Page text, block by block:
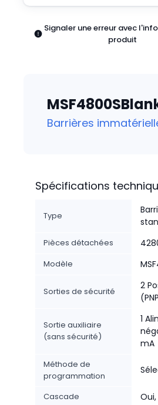
Pneumatiques
Relais
Promotions
Signaler une erreur avec
produit
Barrières
Spécifications
Type
Pièces détachées
Modèle
Sorties de sécurité
2
Sortie auxiliaire
(sans sécurité)
1
mA
Méthode de
programmation
Cascade